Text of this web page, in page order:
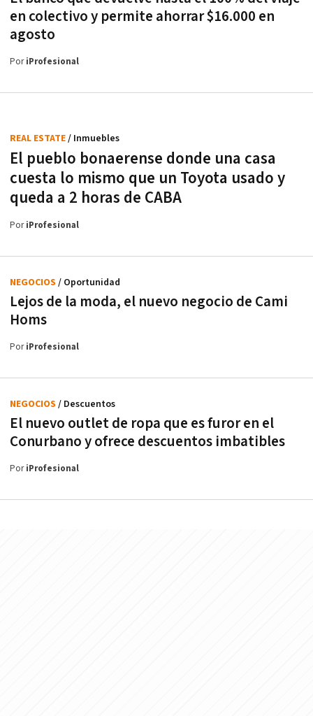
en colectivo y permite ahorrar $16.000 en
agosto
PoriProfesional
El pueblo bonaerense donde una casa
cuesta lo mismo que un Toyota usado y
queda a 2 horas de CABA
REAL ESTATE/ Inmuebles
PoriProfesional
Lejos de la moda, el nuevo negocio de Cami
Homs
NEGOCIOS / Oportunidad
PoriProfesional
El nuevo outlet de ropa que es furor en el
Conurbano y ofrece descuentos imbatibles
NEGOCIOS / Descuentos
PoriProfesional